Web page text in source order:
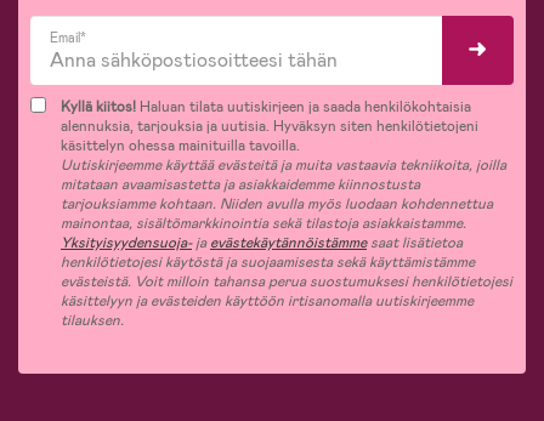
Email*
Kyllä kiitos! Haluan tilata uutiskirjeen ja saada henkilökohtaisia
alennuksia, tarjouksia ja uutisia. Hyväksyn siten henkilötietojeni
käsittelyn ohessa mainituilla tavoilla.
Uutiskirjeemme käyttää evästeitä ja muita vastaavia tekniikoita, joilla
mitataan avaamisastetta ja asiakkaidemme kiinnostusta
tarjouksiamme kohtaan. Niiden avulla myös luodaan kohdennettua
mainontaa, sisältömarkkinointia sekä tilastoja asiakkaistamme.
Yksityisyydensuoja-jaevästekäytännöistämmesaat lisätietoa
henkilötietojesi käytöstä ja suojaamisesta sekä käyttämistämme
evästeistä. Voit milloin tahansa perua suostumuksesi henkilötietojesi
käsittelyyn ja evästeiden käyttöön irtisanomalla uutiskirjeemme
tilauksen.